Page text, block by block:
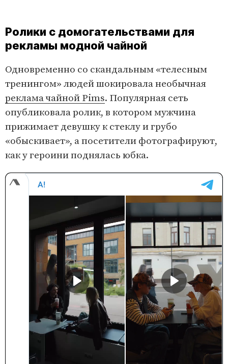
Ролики с домогательствами для
рекламы модной чайной
Одновременно со скандальным «телесным
тренингом» людей шокировала необычная
реклама чайной Pims. Популярная сеть
опубликовала ролик, в котором мужчина
прижимает девушку к стеклу и грубо
«обыскивает», а посетители фотографируют,
как у героини поднялась юбка.